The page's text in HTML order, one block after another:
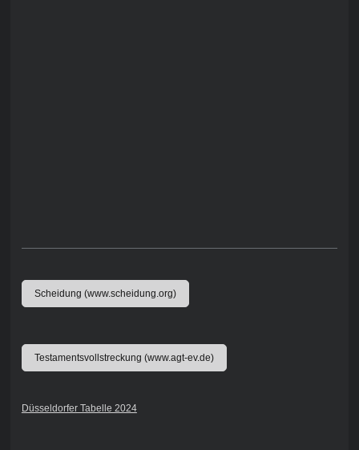
Scheidung (www.scheidung.org)
Testamentsvollstreckung (www.agt-ev.de)
Düsseldorfer Tabelle 2024